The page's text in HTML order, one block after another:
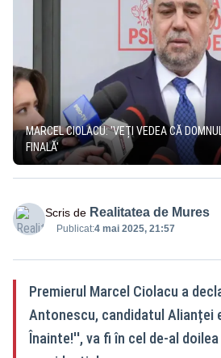
MARCEL CIOLACU: 'VEȚI VEDEA CĂ
FINALĂ'
Scris de Realitatea de Mures
Publicat:4 mai 2025, 21:57
Premierul Marcel Ciolacu a
Antonescu, candidatul Alianței
Înainte!'', va fi în cel de-al